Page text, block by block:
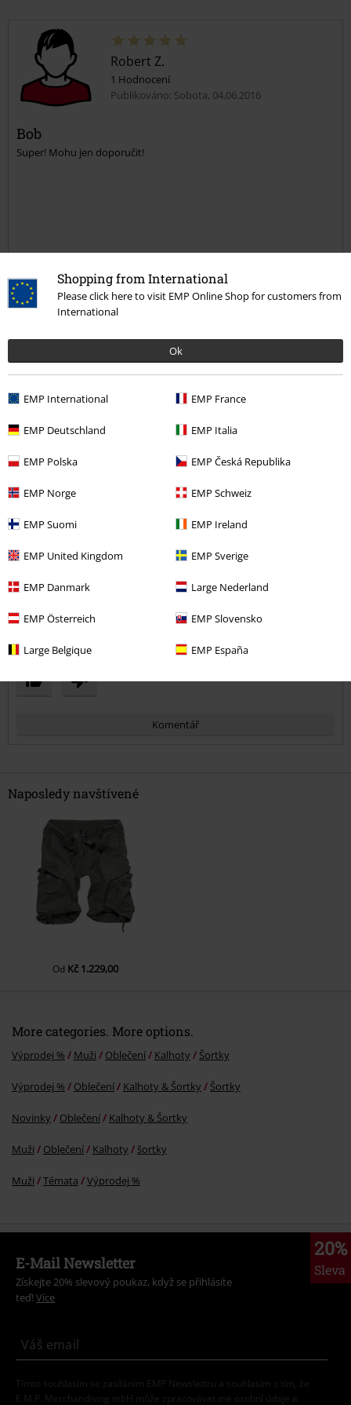
Shopping from International
Please click here to visit EMP Online Shop for customers from
International
Ok
EMP International EMP France
EMP Deutschland EMP Italia
EMP Polska EMP Česká Republika
EMP Norge EMP Schweiz
EMP Suomi EMP Ireland
EMP United Kingdom EMP Sverige
EMP Danmark Large Nederland
EMP Österreich EMP Slovensko
Large Belgique EMP España
Robert Z.
1 Hodnocení
Publikováno: Sobota, 04.06.2016
Bob
Super! Mohu jen doporučit!
Pomohlo Vám toto hodnocení?
Komentář
Odeslat komentář
Publikováno: Čtvrtek, 07.04.2016
Kvalita
Super materiál, dobře padnou, spokojenost :) přední knoflík by
nemusel být našitý, ale kovový..
Ověřená recenze
Pomohlo Vám toto hodnocení?
Komentář
Odeslat komentář
Naposledy navštívené
Od Kč 1.229,00
More categories. More options.
Výprodej % Muži Oblečení Kalhoty Šortky
Výprodej % Oblečení Kalhoty & Šortky Šortky
Novinky Oblečení Kalhoty & Šortky
Muži Oblečení Kalhoty šortky
Muži Témata Výprodej %
20%
Sleva
E-Mail Newsletter
Získejte 20% slevový poukaz, když se přihlásíte
teď! Více
Tímto souhlasím se zasíláním EMP Newslettru a souhlasím s tím, že
E.M.P. Merchandising mbH může zpracovávat mé osobní údaje a